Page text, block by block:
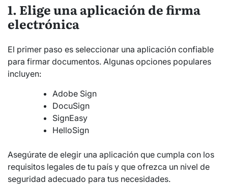
1. Elige una aplicación de firma
electrónica
El primer paso es seleccionar una aplicación confiable
para firmar documentos. Algunas opciones populares
incluyen:
Adobe Sign
DocuSign
SignEasy
HelloSign
Asegúrate de elegir una aplicación que cumpla con los
requisitos legales de tu país y que ofrezca un nivel de
seguridad adecuado para tus necesidades.